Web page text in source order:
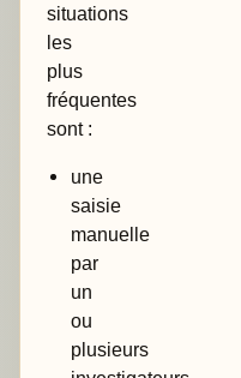
situations
les
plus
fréquentes
sont :
une
saisie
manuelle
par
un
ou
plusieurs